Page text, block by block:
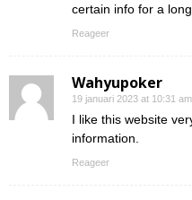
certain info for a
Reageer
Wahyupoker
19 januari 2023 at 10:31 am
I like this website
information.
Reageer